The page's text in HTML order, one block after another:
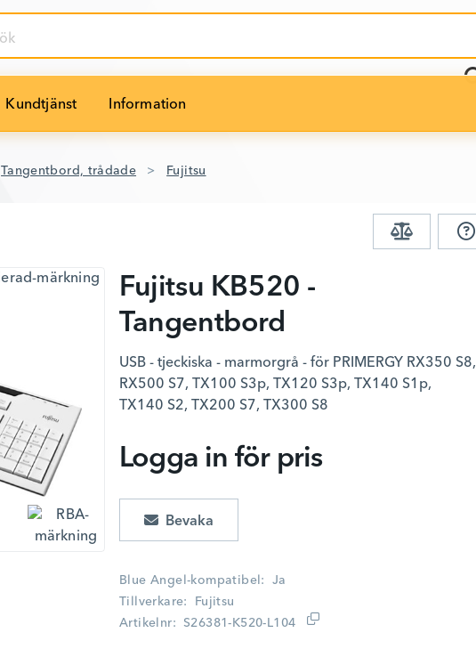
Kundtjänst Information
Tangentbord, trådade Fujitsu
Fujitsu KB520 -
Tangentbord
USB - tjeckiska - marmorgrå - för PRIMERGY RX350 S8,
RX500 S7, TX100 S3p, TX120 S3p, TX140 S1p,
TX140 S2, TX200 S7, TX300 S8
Blue Angel-kompatibel
Ja
Tillverkare
Fujitsu
Artikelnr
S26381-K520-L104
Logga in för pris